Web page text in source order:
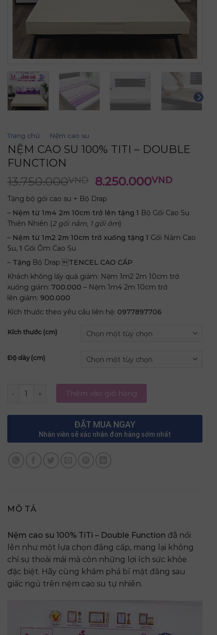
Trang chủ Nệm cao su
NỆM CAO SU 100% TITI – DOUBLE
FUNCTION
13.750.000VND 8.250.000VND
Tặng bộ gối cao su + Bộ Drap
– Nệm từ 1m4 2m 10cm trở lên tặng 1 Bộ Gối Cao Su
Thiên Nhiên (2 gối nằm, 1 gối ôm)
– Nệm từ 1m2 2m 10cm trở xuống tặng 1 Gối Nằm Cao
Su, 1 Gối Ôm Cao Su
– Tặng Bộ Drap TENCEL CAO CẤP
Khách không lấy quà giảm: Nệm 1m2 2m 10cm trở
xuống giảm: 700.000 – Nệm 1m4 2m 10cm trở
lên giảm: 900.000
Kích thước theo yêu cầu liên hệ: 0977897706
Kích thước (cm)
Độ dày (cm)
NỆM CAO SU 100% TITI – DOUBLE FUNCTION số lượng
Thêm vào giỏ hàng
ĐẶT MUA NGAY
Nhân viên sẽ xác nhận đơn hàng sớm nhất
MÔ TẢ
Nệm cao su 100% TiTi – Double Function đã nổi
lên như một lựa chọn đẳng cấp, mang lại không
chỉ sự thoải mái mà còn những lợi ích sức khỏe
đặc biệt. Hãy cùng khám phá bí mật đằng sau
giấc ngủ trên nệm cao su tự nhiên.